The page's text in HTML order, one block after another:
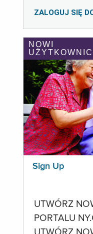
ZALOGUJ SIĘ
NOWI
Sign Up
UTWÓRZ
PORTALU